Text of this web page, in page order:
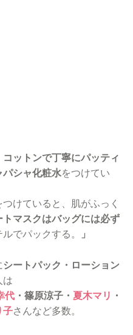
コットンで丁寧にパッティ
パシャ化粧水をつけてい
けていると、肌がふっく
トマスクはバッグには必ず
でパックする。 」
シートパック・ローション
は
代 ・篠原涼子・ 夏木マリ ・
子さんなど多数。